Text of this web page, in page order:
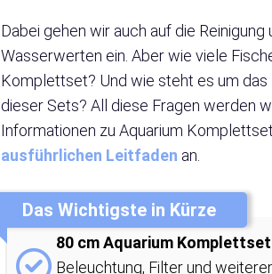
Dabei gehen wir auch auf die
Wasserwerten ein. Aber wie viele
Komplettset? Und wie steht es um
dieser Sets? All diese Fragen werden
Informationen zu Aquarium
ausführlichen Leitfaden an.
Das Wichtigste in Kürze
80 cm Aquarium
Beleuchtung, Filter und